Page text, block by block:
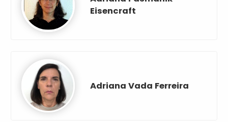
Eisencraft
Adriana Vada Ferreira